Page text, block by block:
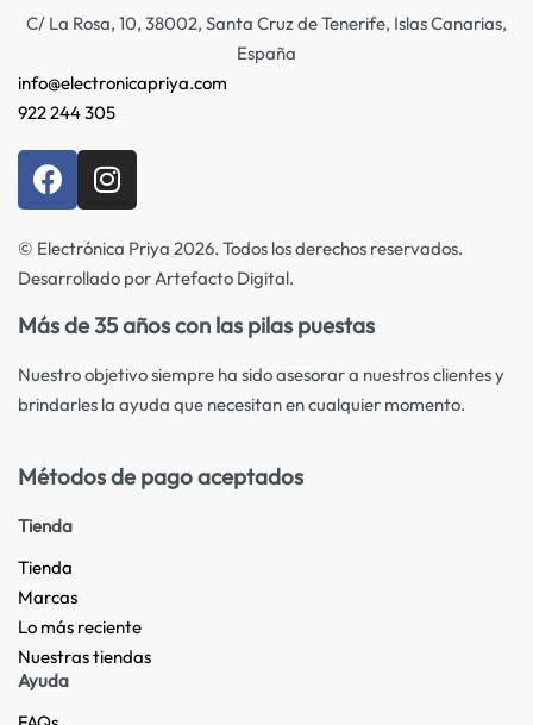
C/ La Rosa, 10, 38002, Santa Cruz de Tenerife, Islas Canarias,
España
info@electronicapriya.com
922 244 305
© Electrónica Priya 2026. Todos los derechos reservados.
Desarrollado por Artefacto Digital.
Más de 35 años con las pilas puestas
Nuestro objetivo siempre ha sido asesorar a nuestros clientes y
brindarles la ayuda que necesitan en cualquier momento.
Métodos de pago aceptados
Tienda
Tienda
Marcas
Lo más reciente​
Nuestras tiendas​
Ayuda